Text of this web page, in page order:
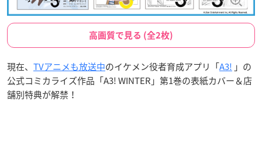
高画質で見る (全2枚)
現在、 TVアニメも放送中のイケメン役者育成アプリ「A3! 」の
公式コミカライズ作品「A3! WINTER」第1巻の表紙カバー＆店
舗別特典が解禁！